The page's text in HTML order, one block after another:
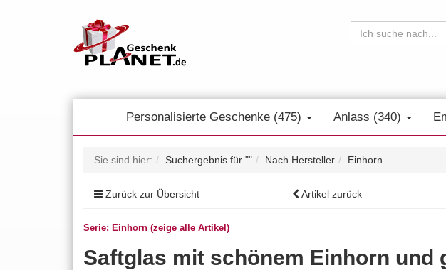
Personalisierte Geschenke (475) Anlass (340)
Sie sind hier: Suchergebnis für "" Nach Hersteller Einhorn
Zurück zur Übersicht Artikel zurück
Serie: Einhorn (zeige alle Artikel)
Saftglas mit schönem Einhorn und